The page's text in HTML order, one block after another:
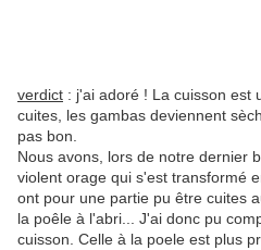
verdict : j'ai adoré ! La cuisson est
cuites, les gambas deviennent
pas bon.
Nous avons, lors de notre dernier
violent orage qui s'est transformé
ont pour une partie pu être cuites
la poêle à l'abri... J'ai donc pu
cuisson. Celle à la poele est plus